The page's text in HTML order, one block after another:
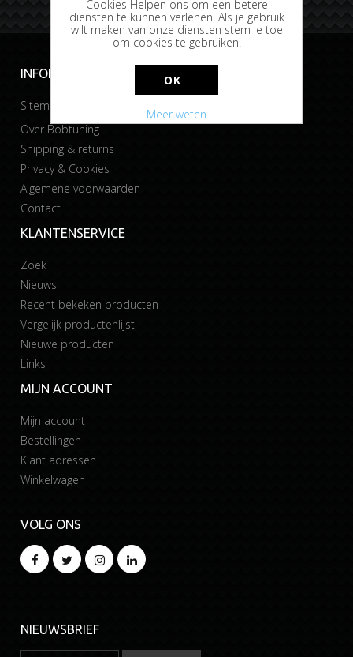
INFORMATIE
Sitemap
Over Bobtuning
Shipping & returns
Privacy & Cookies
Algemene voorwaarden
Contact
KLANTENSERVICE
Zoek
Nieuws
Recent bekeken producten
Vergelijk productenlijst
Nieuwe producten
Links
MIJN ACCOUNT
Mijn account
Bestellingen
Klant adressen
Winkelwagen
VOLG ONS
NIEUWSBRIEF
Cookies Helpen ons om een betere
diensten te kunnen verlenen. Als je gebruik
wilt maken van onze diensten stem je toe
om cookies te gebruiken.
OK
Meer weten